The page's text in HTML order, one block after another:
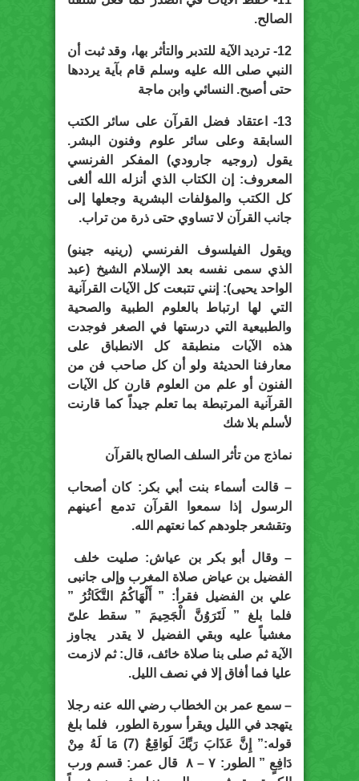
الصالح.
12- ترديد الآية للتدبر والتأثر بها، وقد ثبت أن
النبي صلى الله عليه وسلم قام بآية يرددها
حتى أصبح. النسائي وابن ماجة
13- اعتقاد فضل القرآن على سائر الكتب
السابقة وعلى سائر علوم وفنون البشر.
يقول (روجيه جارودي) المفكر الفرنسي
المعروف: إن الكتاب الذي أنزله الله ألغى
كل الكتب والمؤلفات البشرية وجعلها إلى
جانب القرآن لا تساوي حتى ذرة من تراب.
ويقول الفيلسوف الفرنسي (رينيه جينو)
الذي سمى نفسه بعد الإسلام الشيخ (عبد
الواحد يحيى): إنني تتبعت كل الآيات القرآنية
التي لها ارتباط بالعلوم الطبية والصحية
والطبيعية التي درستها في الصغر فوجدت
هذه الآيات منطبقة كل الانطباق على
معارفنا الحديثة ولو أن كل صاحب فن من
الفنون أو علم من العلوم قارن كل الآيات
القرآنية المرتبطة بما تعلم جيداً كما قارنت
لأسلم بلا شك
نماذج من تأثر السلف الصالح بالقرآن
– قالت أسماء بنت أبي بكر: كان أصحاب
الرسول إذا سمعوا القرآن تدمع أعينهم
وتقشعر جلودهم كما نعتهم الله.
– وقال أبو بكر بن عياش: صليت خلف
الفضيل بن عياض صلاة المغرب وإلى جانبى
علي بن الفضيل فقرأ: ” أَلْهَاكُمُ التَّكَاثُرُ ”
فلما بلغ ” لَتَرَوُنَّ الْجَحِيمَ ” سقط علىّ
مغشياً عليه وبقي الفضيل لا يقدر يجاوز
الآية ثم صلى بنا صلاة خائف، قال: ثم لازمت
عليا فما أفاق إلا في نصف الليل.
– سمع عمر بن الخطاب رضي الله عنه رجلا
يتهجد في الليل ويقرأ سورة الطور، فلما بلغ
قوله:” إِنَّ عَذَابَ رَبِّكَ لَوَاقِعٌ (7) مَا لَهُ مِنْ
دَافِعٍ ” الطور: ٧ – ٨ قال عمر: قسم ورب